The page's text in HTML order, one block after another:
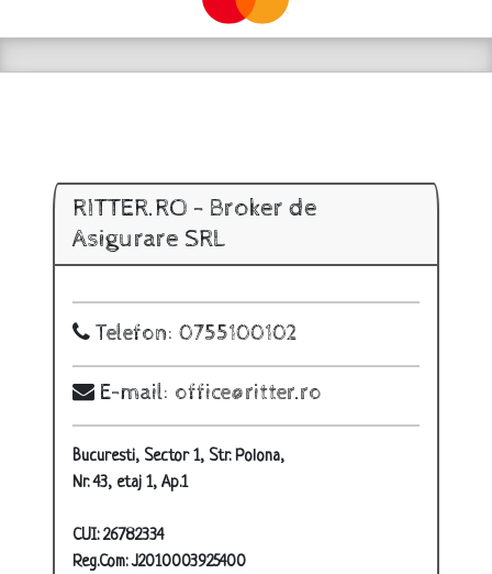
RITTER.RO - Broker de
Asigurare SRL
Telefon: 0755100102
E-mail: office@ritter.ro
Bucuresti, Sector 1, Str. Polona,
Nr. 43, etaj 1, Ap.1
CUI: 26782334
Reg.Com: J2010003925400